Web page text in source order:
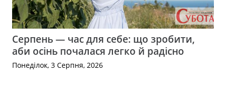
Серпень — час для себе: що зробити,
аби осінь почалася легко й радісно
Понеділок, 3 Серпня, 2026